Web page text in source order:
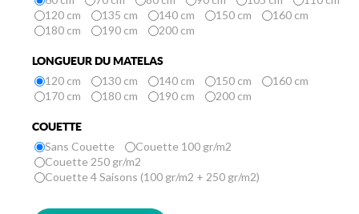
120 cm
135 cm 140 cm 150 cm
160 cm
180 cm
190 cm 200 cm
LONGUEUR DU MATELAS
120 cm 130 cm 140 cm 150 cm
160 cm
170 cm
180 cm 190 cm 200 cm
COUETTE
Sans Couette
Couette 100 gr/m2
Couette 250 gr/m2
Couette 4 Saisons (100 gr/m2 + 250 gr/m2)